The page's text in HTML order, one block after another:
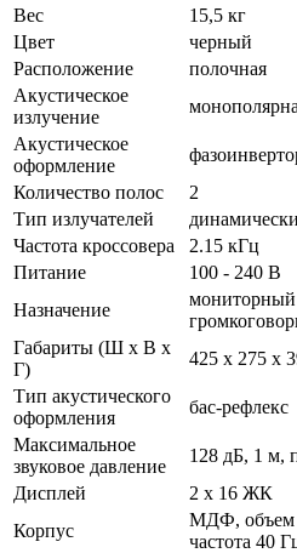
Вес
15,5 кг
Цвет
черный
Расположение
полочная
Акустическое
излучение
Акустическое
оформление
Количество полос
2
Тип излучателей
Частота кроссовера
2.15 кГц
Питание
100 - 240 В
Назначение
мониторный
Габариты (Ш х В х
Г)
425 x 275 x
Тип акустического
оформления
бас-рефлекс
Максимальное
звуковое давление
128 дБ, 1 м,
Дисплей
2 х 16 ЖК
Корпус
МДФ, объем
частота 40